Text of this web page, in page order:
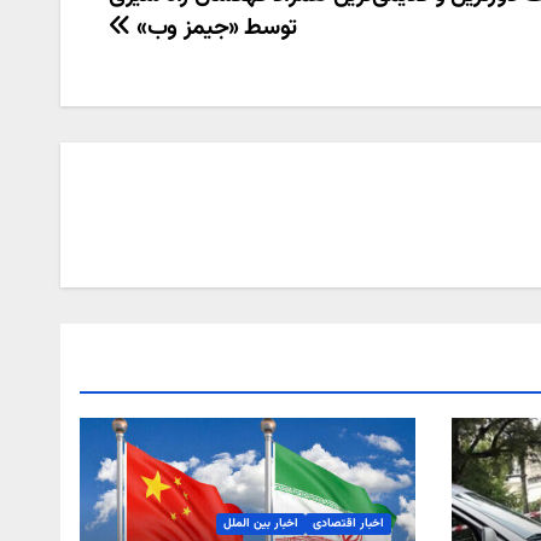
توسط «جیمز وب»
اخبار اقتصادی اخبار بین الملل